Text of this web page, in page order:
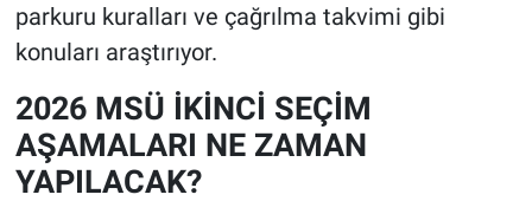
parkuru kuralları ve çağrılma takvimi gibi
konuları araştırıyor.
2026 MSÜ İKİNCİ SEÇİM
AŞAMALARI NE ZAMAN
YAPILACAK?